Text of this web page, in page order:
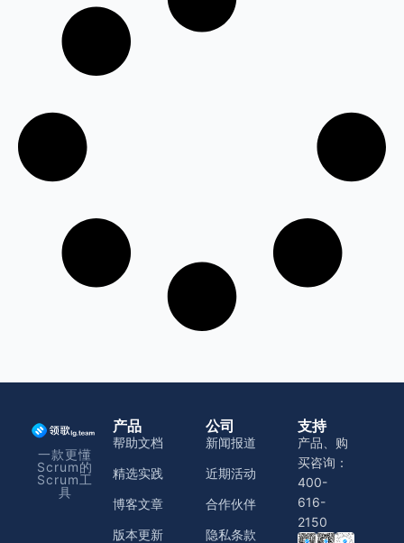
一款更懂
Scrum的
Scrum工
具
产品
帮助文档
精选实践
博客文章
版本更新
公司
新闻报道
近期活动
合作伙伴
隐私条款
支持
产品、购
买咨询：
400-
616-
2150